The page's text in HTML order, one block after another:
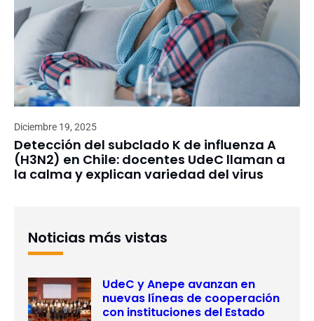
Diciembre 19, 2025
Detección del subclado K de influenza A
(H3N2) en Chile: docentes UdeC llaman a
la calma y explican variedad del virus
Noticias más vistas
UdeC y Anepe avanzan en
nuevas líneas de cooperación
con instituciones del Estado